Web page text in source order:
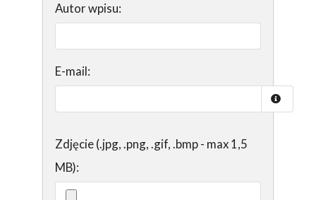
Autor wpisu:
E-mail:
Zdjęcie (.jpg, .png, .gif, .bmp - max 1,5
MB):